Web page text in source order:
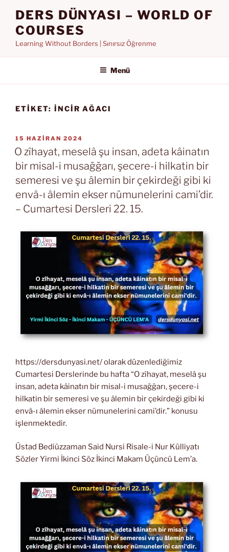
DERS DÜNYASI – WORLD OF
COURSES
Learning Without Borders | Sınırsız Öğrenme
Menü
ETIKET: INCIR AĞACI
YAYIM
TARIHI
15 HAZIRAN 2024
O zîhayat, meselâ şu insan, adeta kâinatın
bir misal-i musağğarı, şecere-i hilkatin bir
semeresi ve şu âlemin bir çekirdeği gibi ki
envâ-ı âlemin ekser nümunelerini cami’dir.
– Cumartesi Dersleri 22. 15.
https://dersdunyasi.net/ olarak düzenlediğimiz
Cumartesi Derslerinde bu hafta “O zîhayat, meselâ şu
insan, adeta kâinatın bir misal-i musağğarı, şecere-i
hilkatin bir semeresi ve şu âlemin bir çekirdeği gibi ki
envâ-ı âlemin ekser nümunelerini cami’dir.” konusu
işlenmektedir.
Üstad Bediüzzaman Said Nursi Risale-i Nur Külliyatı
Sözler Yirmi İkinci Söz İkinci Makam Üçüncü Lem’a.